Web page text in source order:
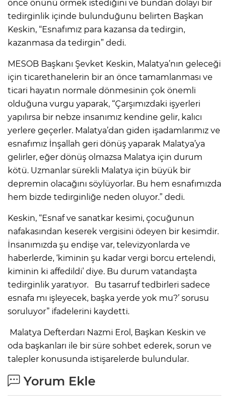
önce önünü örmek istediğini ve bundan dolayı bir
tedirginlik içinde bulunduğunu belirten Başkan
Keskin, “Esnafımız para kazansa da tedirgin,
kazanmasa da tedirgin” dedi.
MESOB Başkanı Şevket Keskin, Malatya’nın geleceği
için ticarethanelerin bir an önce tamamlanması ve
ticari hayatın normale dönmesinin çok önemli
olduğuna vurgu yaparak, “Çarşımızdaki işyerleri
yapılırsa bir nebze insanımız kendine gelir, kalıcı
yerlere geçerler. Malatya’dan giden işadamlarımız ve
esnafımız İnşallah geri dönüş yaparak Malatya’ya
gelirler, eğer dönüş olmazsa Malatya için durum
kötü. Uzmanlar sürekli Malatya için büyük bir
depremin olacağını söylüyorlar. Bu hem esnafımızda
hem bizde tedirginliğe neden oluyor.” dedi.
Keskin, “Esnaf ve sanatkar kesimi, çocuğunun
nafakasından keserek vergisini ödeyen bir kesimdir.
İnsanımızda şu endişe var, televizyonlarda ve
haberlerde, ‘kiminin şu kadar vergi borcu ertelendi,
kiminin ki affedildi’ diye. Bu durum vatandaşta
tedirginlik yaratıyor. Bu tasarruf tedbirleri sadece
esnafa mı işleyecek, başka yerde yok mu?’ sorusu
soruluyor” ifadelerini kaydetti.
Malatya Defterdarı Nazmi Erol, Başkan Keskin ve
oda başkanları ile bir süre sohbet ederek, sorun ve
talepler konusunda istişarelerde bulundular.
Yorum Ekle